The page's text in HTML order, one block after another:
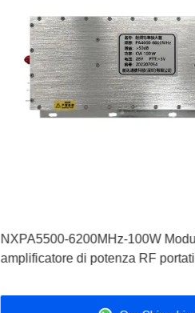
NXPA5500-6200MHz-100W
amplificatore di potenza RF